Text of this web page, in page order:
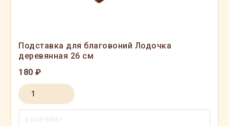
Подставка для благовоний Лодочка
деревянная 26 см
180 ₽
В КОРЗИНУ